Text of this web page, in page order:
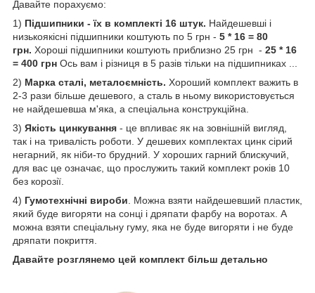
Давайте порахуємо:
1) Підшипники - їх в комплекті 16 штук. Найдешевші і
низькоякісні підшипники коштують по 5 грн - 5 * 16 = 80
грн. Хороші підшипники коштують приблизно 25 грн - 25 * 16
= 400 грн Ось вам і різниця в 5 разів тільки на підшипниках ...
2) Марка сталі, металоємність. Хороший комплект важить в
2-3 рази більше дешевого, а сталь в ньому використовується
не найдешевша м'яка, а спеціальна конструкційна.
3) Якість цинкування - це впливає як на зовнішній вигляд,
так і на тривалість роботи. У дешевих комплектах цинк сірий
негарний, як ніби-то брудний. У хороших гарний блискучий,
для вас це означає, що прослужить такий комплект років 10
без корозії.
4) Гумотехнічні вироби . Можна взяти найдешевший пластик,
який буде вигоряти на сонці і дряпати фарбу на воротах. А
можна взяти спеціальну гуму, яка не буде вигоряти і не буде
дряпати покриття.
Давайте розглянемо цей комплект більш детально